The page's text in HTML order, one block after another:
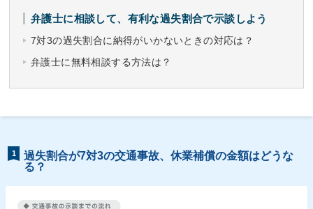
弁護士に相談して、有利な過失割合で示談しよう
7対3の過失割合に納得がいかないときの対応は？
弁護士に無料相談する方法は？
1
過失割合が7対3の交通事故、休業補償の金額はどうな
る？